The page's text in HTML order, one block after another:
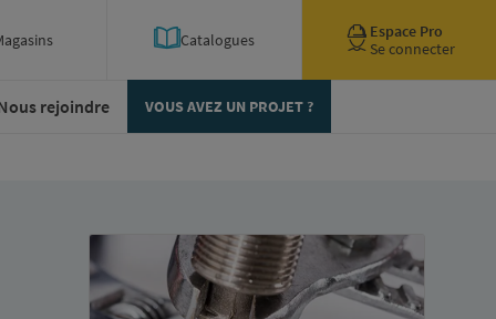
Catalogues
Espace Pro
Se connecter
rejoindre VOUS AVEZ UN PROJET ?